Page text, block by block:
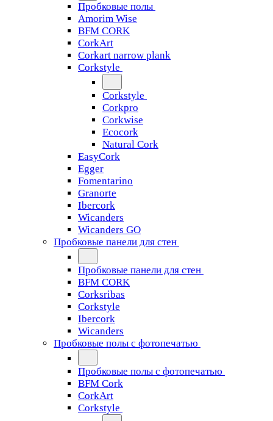
Пробковые полы
Amorim Wise
BFM CORK
CorkArt
Corkart narrow plank
Corkstyle
Corkstyle
Corkpro
Corkwise
Ecocork
Natural Cork
EasyCork
Egger
Fomentarino
Granorte
Ibercork
Wicanders
Wicanders GO
Пробковые панели для стен
Пробковые панели для стен
BFM CORK
Corksribas
Corkstyle
Ibercork
Wicanders
Пробковые полы с фотопечатью
Пробковые полы с фотопечатью
BFM Cork
CorkArt
Corkstyle